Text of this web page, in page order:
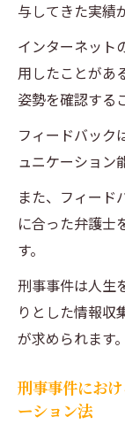
与してきた実績
インターネット
用したことがあ
姿勢を確認する
フィードバック
ュニケーション
また、フィード
に合った弁護士
す。
刑事事件は人生
りとした情報収
が求められます。
刑事事件にお
ーション法